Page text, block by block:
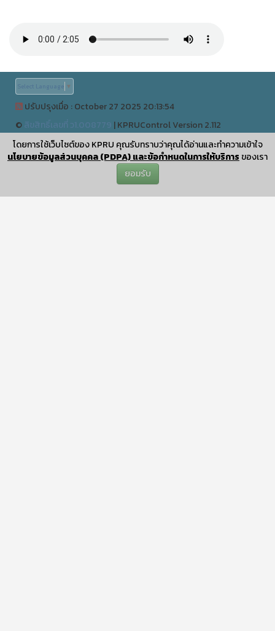
โดยการใช้เว็บไซต์ของ KPRU คุณรับทราบว่าคุณได้อ่านและทำความเข้าใจ
นโยบายข้อมูลส่วนบุคคล (PDPA) และข้อกำหนดในการให้บริการ ของเรา
ยอมรับ
▼
ปรับปรุงเมื่อ : October 27 2025 20:13:54
©
|KPRUControl Version 2.112
ผู้เข้าชมทั้งหมด 0